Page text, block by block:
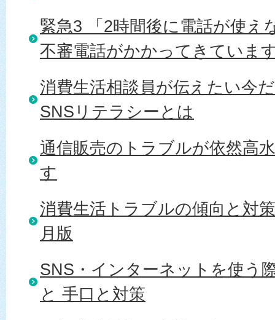
緊急3 「2時間後に電話が使え
不審電話がかかってきていま
消費生活相談員が伝えたい今
SNSリテラシーとは
通信販売のトラブルが依然高
す
消費生活トラブルの傾向と対
月版
SNS・インターネットを使う
と 手口と対策